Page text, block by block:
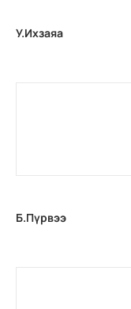
У.Ихзаяа
Б.Пүрвээ